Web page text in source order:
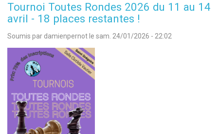
D35
Groupe
A
Betton
2
se
relance,
Tournoi Toutes Rondes 2026 du 11 au 14
avril - 18 places restantes !
Soumis par damienpernot le sam. 24/01/2026 - 22:02